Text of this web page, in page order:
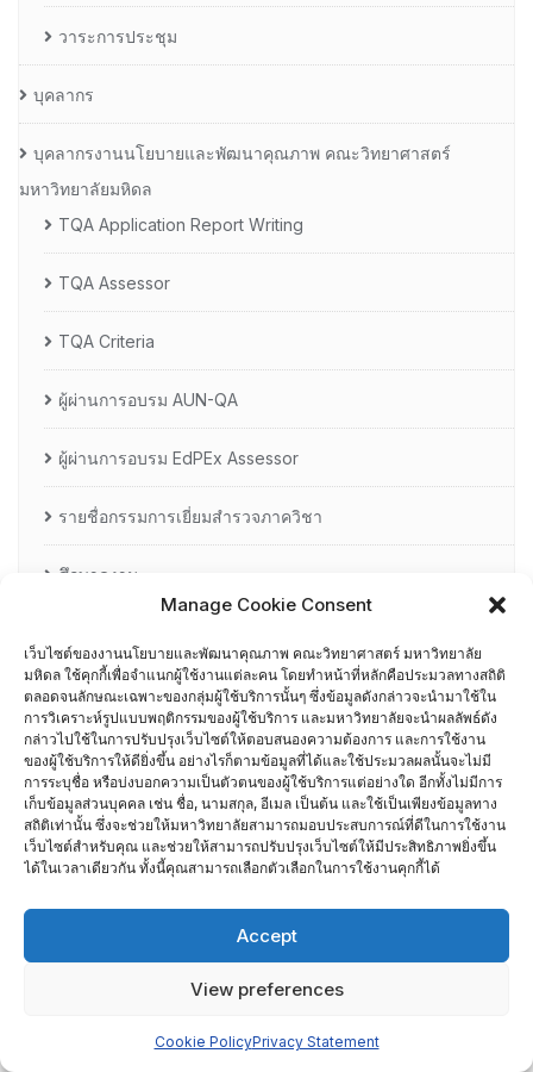
Manage Cookie Consent
เว็บไซต์ของงานนโยบายและพัฒนาคุณภาพ คณะวิทยาศาสตร์ มหาวิทยาลัย
มหิดล ใช้คุกกี้เพื่อจำแนกผู้ใช้งานแต่ละคน โดยทำหน้าที่หลักคือประมวลทางสถิติ
ตลอดจนลักษณะเฉพาะของกลุ่มผู้ใช้บริการนั้นๆ ซึ่งข้อมูลดังกล่าวจะนำมาใช้ใน
การวิเคราะห์รูปแบบพฤติกรรมของผู้ใช้บริการ และมหาวิทยาลัยจะนำผลลัพธ์ดัง
กล่าวไปใช้ในการปรับปรุงเว็บไซต์ให้ตอบสนองความต้องการ และการใช้งาน
ของผู้ใช้บริการให้ดียิ่งขึ้น อย่างไรก็ตามข้อมูลที่ได้และใช้ประมวลผลนั้นจะไม่มี
การระบุชื่อ หรือบ่งบอกความเป็นตัวตนของผู้ใช้บริการแต่อย่างใด อีกทั้งไม่มีการ
เก็บข้อมูลส่วนบุคคล เช่น ชื่อ, นามสกุล, อีเมล เป็นต้น และใช้เป็นเพียงข้อมูลทาง
สถิติเท่านั้น ซึ่งจะช่วยให้มหาวิทยาลัยสามารถมอบประสบการณ์ที่ดีในการใช้งาน
เว็บไซต์สำหรับคุณ และช่วยให้สามารถปรับปรุงเว็บไซต์ให้มีประสิทธิภาพยิ่งขึ้น
ได้ในเวลาเดียวกัน ทั้งนี้คุณสามารถเลือกตัวเลือกในการใช้งานคุกกี้ได้
Accept
View preferences
Cookie PolicyPrivacy Statement
วาระการประชุม
บุคลากร
บุคลากรงานนโยบายและพัฒนาคุณภาพ คณะวิทยาศาสตร์
มหาวิทยาลัยมหิดล
TQA Application Report Writing
TQA Assessor
TQA Criteria
ผู้ผ่านการอบรม AUN-QA
ผู้ผ่านการอบรม EdPEx Assessor
รายชื่อกรรมการเยี่ยมสำรวจภาควิชา
ศึกษาดูงาน
กรรมการบริหารความเสี่ยง
การอบรมพัฒนาหัวหน้าภาควิชา (HDP)
คณะกรรมการรับเรื่องร้องเรียน
คณะผู้บริหารคณะวิทยาศาสตร์ ที่ผ่านการอบรมด้านพัฒนา
คุณภาพ
คณะผู้บริหารคณะวิทยาศาสตร์ ปี 2558- 2562
ผู้ตรวจประเมิน MUQD